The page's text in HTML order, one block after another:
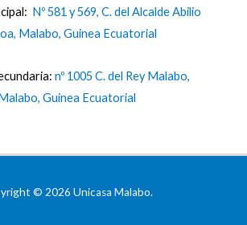
Nº 581 y 569, C. del Alcalde Abilio
Malabo, Guinea Ecuatorial
nº 1005 C. del Rey Malabo,
Guinea Ecuatorial
© 2026 Unicasa Malabo.